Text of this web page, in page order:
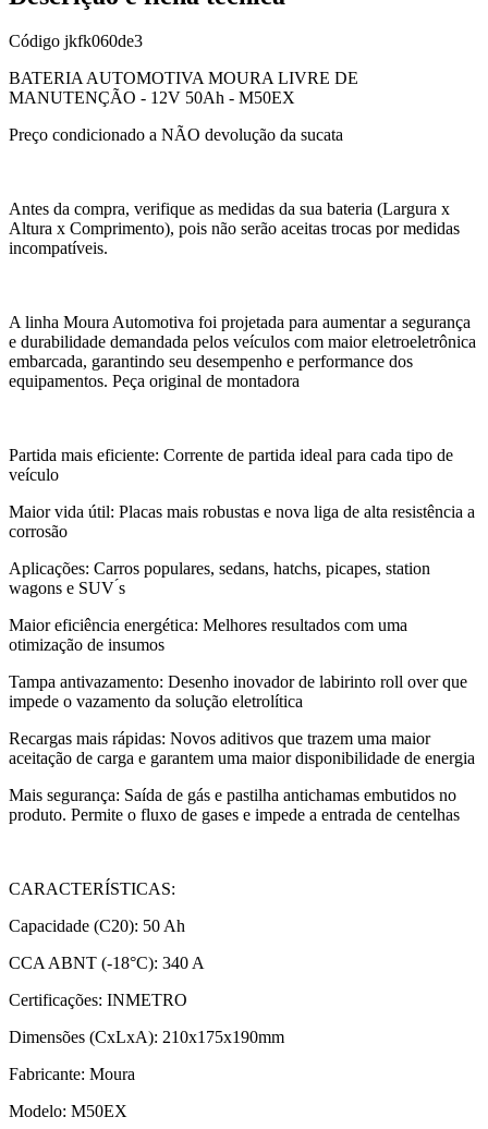
Código jkfk060de3
BATERIA AUTOMOTIVA MOURA LIVRE DE
MANUTENÇÃO - 12V 50Ah - M50EX
Preço condicionado a NÃO devolução da sucata
Antes da compra, verifique as medidas da sua bateria (Largura x
Altura x Comprimento), pois não serão aceitas trocas por medidas
incompatíveis.
A linha Moura Automotiva foi projetada para aumentar a segurança
e durabilidade demandada pelos veículos com maior eletroeletrônica
embarcada, garantindo seu desempenho e performance dos
equipamentos. Peça original de montadora
Partida mais eficiente: Corrente de partida ideal para cada tipo de
veículo
Maior vida útil: Placas mais robustas e nova liga de alta resistência a
corrosão
Aplicações: Carros populares, sedans, hatchs, picapes, station
wagons e SUV ́s
Maior eficiência energética: Melhores resultados com uma
otimização de insumos
Tampa antivazamento: Desenho inovador de labirinto roll over que
impede o vazamento da solução eletrolítica
Recargas mais rápidas: Novos aditivos que trazem uma maior
aceitação de carga e garantem uma maior disponibilidade de energia
Mais segurança: Saída de gás e pastilha antichamas embutidos no
produto. Permite o fluxo de gases e impede a entrada de centelhas
CARACTERÍSTICAS:
Capacidade (C20): 50 Ah
CCA ABNT (-18°C): 340 A
Certificações: INMETRO
Dimensões (CxLxA): 210x175x190mm
Fabricante: Moura
Modelo: M50EX